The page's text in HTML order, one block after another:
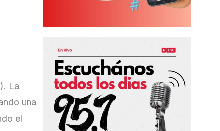
La
una
el